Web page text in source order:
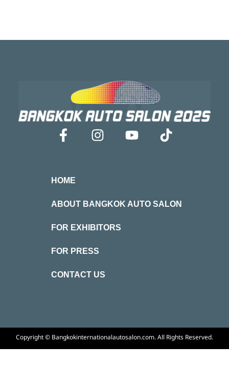
HOME
ABOUT BANGKOK AUTO SALON
FOR EXHIBITORS
FOR PRESS
CONTACT US
Copyright © Bangkokinternationalautosalon.com. All Rights Reserved.